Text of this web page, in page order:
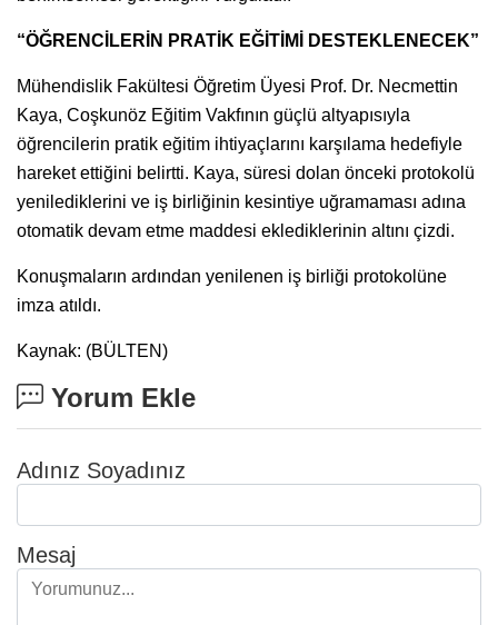
“ÖĞRENCİLERİN PRATİK EĞİTİMİ DESTEKLENECEK”
Mühendislik Fakültesi Öğretim Üyesi Prof. Dr. Necmettin
Kaya, Coşkunöz Eğitim Vakfının güçlü altyapısıyla
öğrencilerin pratik eğitim ihtiyaçlarını karşılama hedefiyle
hareket ettiğini belirtti. Kaya, süresi dolan önceki protokolü
yenilediklerini ve iş birliğinin kesintiye uğramaması adına
otomatik devam etme maddesi eklediklerinin altını çizdi.
Konuşmaların ardından yenilenen iş birliği protokolüne
imza atıldı.
Kaynak: (BÜLTEN)
Yorum Ekle
Adınız Soyadınız
Mesaj